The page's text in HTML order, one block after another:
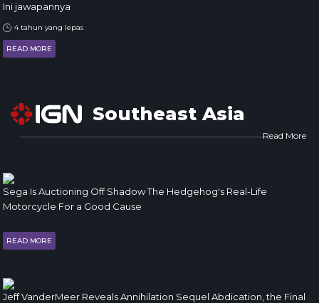
Ini jawapannya
4 tahun yang lepas
READ MORE
Southeast Asia
Read More
Sega Is Auctioning Off Shadow The Hedgehog's Real-Life
Motorcycle For a Good Cause
READ MORE
Jeff VanderMeer Reveals Annihilation Sequel Abdication, the Final